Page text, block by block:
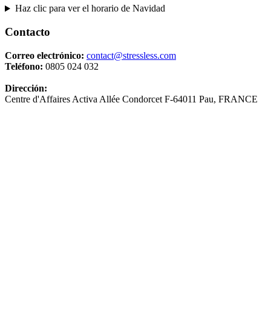
Haz clic para ver el horario de Navidad
Contacto
Correo electrónico: contact@stressless.com
Teléfono: 0805 024 032
Dirección:
Centre d'Affaires Activa Allée Condorcet F-64011 Pau, FRANCE